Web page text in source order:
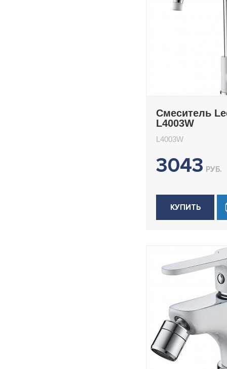
Смеситель
L4003W
L4003W
3043 РУБ.
КУПИТЬ